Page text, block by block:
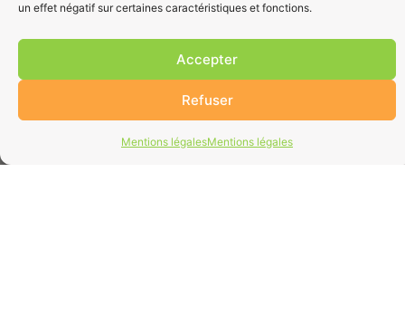
un effet négatif sur certaines caractéristiques et fonctions.
Accepter
Refuser
Mentions légalesMentions légales